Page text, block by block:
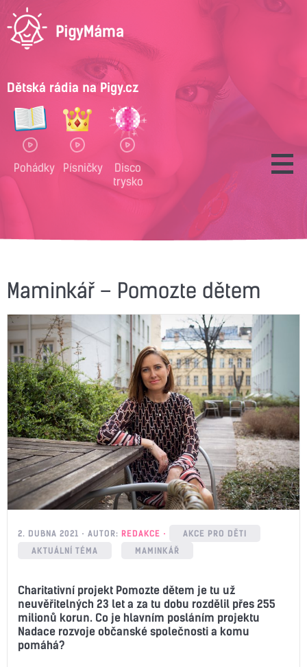
Dětská rádia na Pigy.cz
Pohádky Písničky
Disco
trysko
Maminkář – Pomozte dětem
2. DUBNA 2021 AUTOR: REDAKCE
AKCE PRO DĚTI
AKTUÁLNÍ TÉMA
MAMINKÁŘ
Charitativní projekt Pomozte dětem je tu už
neuvěřitelných 23 let a za tu dobu rozdělil přes 255
milionů korun. Co je hlavním posláním projektu
Nadace rozvoje občanské společnosti a komu
pomáhá?